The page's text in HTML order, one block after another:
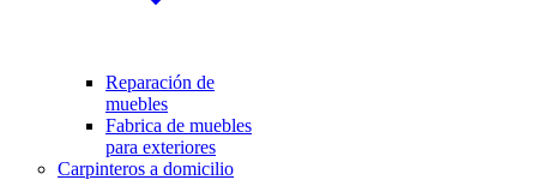
Reparación de
muebles
Fabrica de muebles
para exteriores
Carpinteros a domicilio